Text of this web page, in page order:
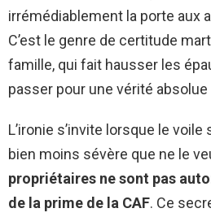
irrémédiablement la porte aux
C’est le genre de certitude
famille, qui fait hausser les
passer pour une vérité
L’ironie s’invite lorsque le
bien moins sévère que ne le
propriétaires ne sont pas
de la prime de la CAF. Ce